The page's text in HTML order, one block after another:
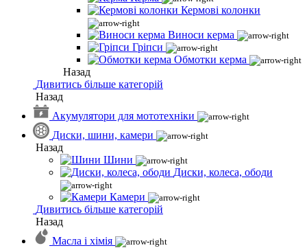
Кермові колонки
Виноси керма
Гріпси
Обмотки керма
Назад
Дивитись більше категорій
Назад
Акумулятори для мототехніки
Диски, шини, камери
Назад
Шини
Диски, колеса, ободи
Камери
Дивитись більше категорій
Назад
Масла і хімія